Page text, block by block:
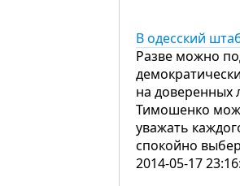
В одесский
Разве можно
на доверенных
Тимошенко
уважать
спокойно
2014-05-17